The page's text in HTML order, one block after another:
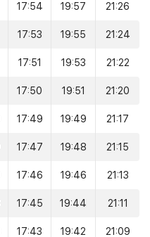
17:54 19:57 21:26
17:53 19:55 21:24
17:51 19:53 21:22
17:50 19:51 21:20
17:49 19:49 21:17
17:47 19:48 21:15
17:46 19:46 21:13
17:45 19:44 21:11
17:43 19:42 21:09